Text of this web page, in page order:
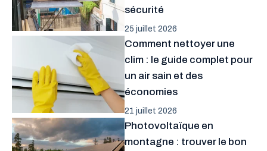
sécurité
25 juillet 2026
Comment nettoyer une
clim : le guide complet pour
un air sain et des
économies
21 juillet 2026
Photovoltaïque en
montagne : trouver le bon